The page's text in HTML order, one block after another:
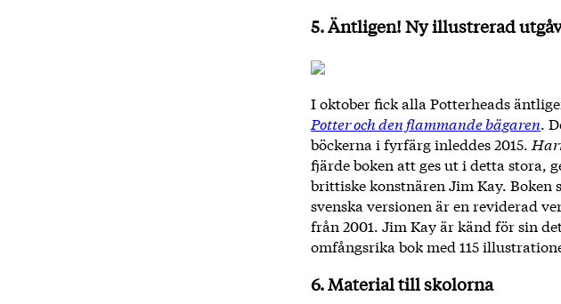
5. Äntligen! Ny illustrerad
I oktober fick alla Potterheads
Potter och den flammande bägaren.
böckerna i fyrfärg inleddes 2015.
fjärde boken att ges ut i detta stora,
brittiske konstnären Jim Kay. Boken
svenska versionen är en reviderad
från 2001. Jim Kay är känd för sin
omfångsrika bok med 115
6. Material till skolorna